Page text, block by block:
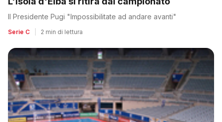
Il Presidente Pugi "Impossibilitate ad andare avanti"
Serie C 2 min di lettura